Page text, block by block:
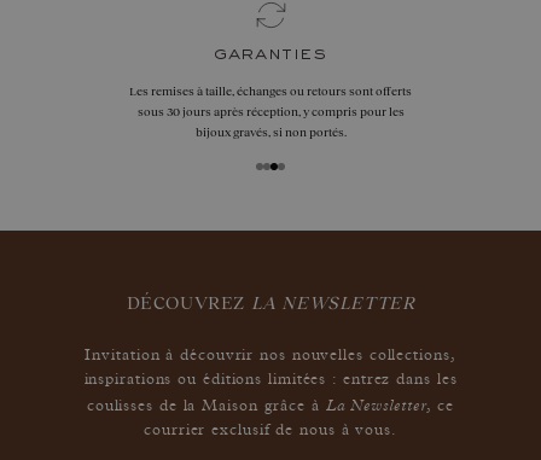
garanties
Les remises à taille, échanges ou retours sont offerts
sous 30 jours après réception, y compris pour les
bijoux gravés, si non portés.
DÉCOUVREZ LA NEWSLETTER
Invitation à découvrir nos nouvelles collections,
inspirations ou éditions limitées : entrez dans les
coulisses de la Maison grâce à La Newsletter,ce
courrier exclusif de nous à vous.